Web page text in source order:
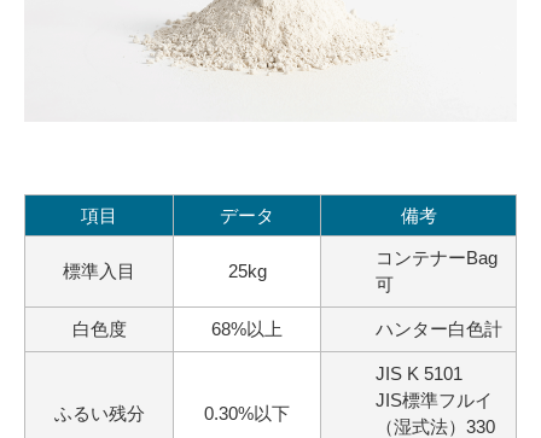
項目 データ 備考
標準入目 25kg
コンテナーBag
可
白色度 68%以上 ハンター白色計
ふるい残分 0.30%以下
JIS K 5101
JIS標準フルイ
（湿式法）330